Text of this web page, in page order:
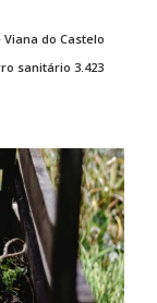
do Castelo
sanitário 3.423